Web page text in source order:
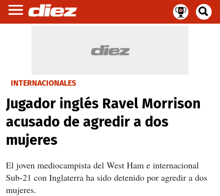
INTERNACIONALES
Jugador inglés Ravel Morrison
acusado de agredir a dos
mujeres
El joven mediocampista del West Ham e internacional
Sub-21 con Inglaterra ha sido detenido por agredir a dos
mujeres.